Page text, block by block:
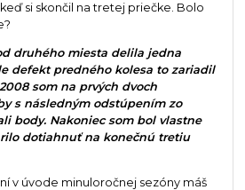
si skončil na tretej priečke. Bolo
druhého miesta delila jedna
defekt predného kolesa to zariadil
som na prvých dvoch
s následným odstúpením zo
body. Nakoniec som bol vlastne
dotiahnuť na konečnú tretiu
v úvode minuloročnej sezóny máš